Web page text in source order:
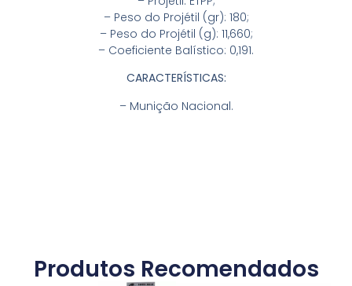
– Peso do Projétil (gr): 180;
– Peso do Projétil (g): 11,660;
– Coeficiente Balístico: 0,191.
CARACTERÍSTICAS:
– Munição Nacional.
Produtos Recomendados